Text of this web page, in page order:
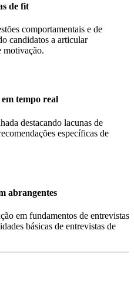
de fit
comportamentais e de
candidatos a articular
motivação.
em tempo real
destacando lacunas de
específicas de
abrangentes
em fundamentos de entrevistas
básicas de entrevistas de